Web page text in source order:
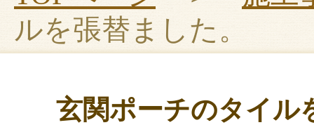
ルを張替ました。
玄関ポーチのタイル